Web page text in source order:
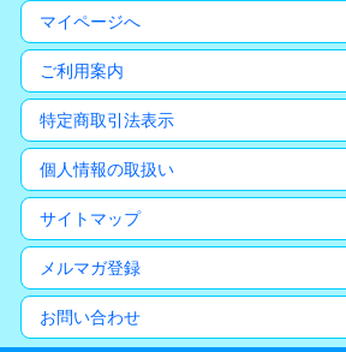
マイページへ
ご利用案内
特定商取引法表示
個人情報の取扱い
サイトマップ
メルマガ登録
お問い合わせ